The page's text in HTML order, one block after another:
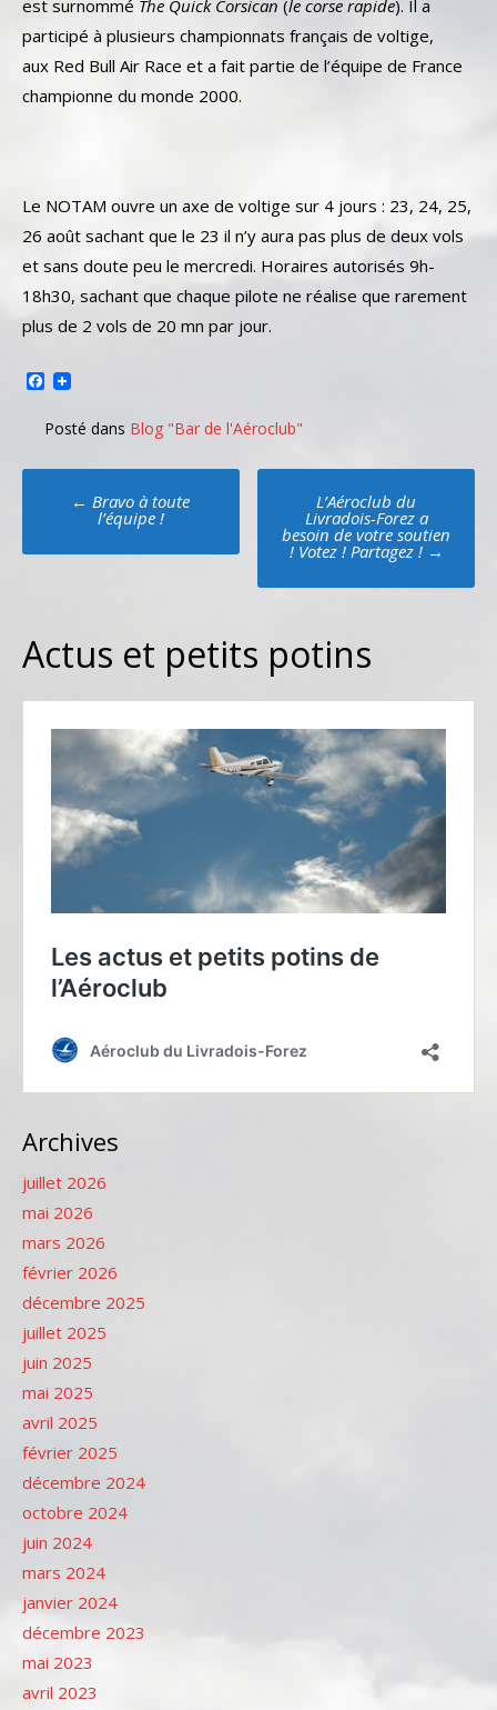
est surnommé The Quick Corsican (le corse rapide). Il a
participé à plusieurs championnats français de voltige,
aux Red Bull Air Race et a fait partie de l’équipe de France
championne du monde 2000.
Le NOTAM ouvre un axe de voltige sur 4 jours : 23, 24, 25,
26 août sachant que le 23 il n’y aura pas plus de deux vols
et sans doute peu le mercredi. Horaires autorisés 9h-
18h30, sachant que chaque pilote ne réalise que rarement
plus de 2 vols de 20 mn par jour.
Facebook
Posté dans Blog "Bar de l'Aéroclub"
Poste
navigation
← Bravo à toute
l’équipe !
L’Aéroclub du
Livradois-Forez a
besoin de votre soutien
! Votez ! Partagez ! →
Actus et petits potins
Archives
juillet 2026
mai 2026
mars 2026
février 2026
décembre 2025
juillet 2025
juin 2025
mai 2025
avril 2025
février 2025
décembre 2024
octobre 2024
juin 2024
mars 2024
janvier 2024
décembre 2023
mai 2023
avril 2023